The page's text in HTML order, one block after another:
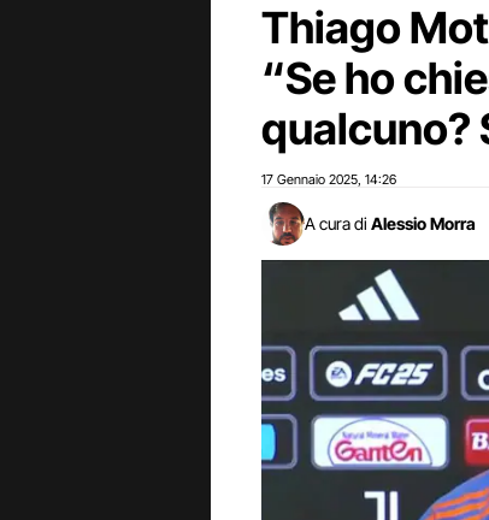
Thiago
“Se ho
qualcuno?
17 Gennaio 2025 14:26
A cura di Alessio Morra